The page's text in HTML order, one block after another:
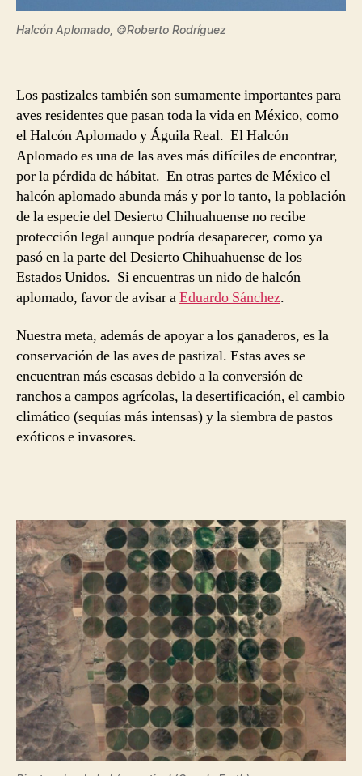
Halcón Aplomado, ©Roberto Rodríguez
Los pastizales también son sumamente importantes para
aves residentes que pasan toda la vida en México, como
el Halcón Aplomado y Águila Real. El Halcón
Aplomado es una de las aves más difíciles de encontrar,
por la pérdida de hábitat. En otras partes de México el
halcón aplomado abunda más y por lo tanto, la población
de la especie del Desierto Chihuahuense no recibe
protección legal aunque podría desaparecer, como ya
pasó en la parte del Desierto Chihuahuense de los
Estados Unidos. Si encuentras un nido de halcón
aplomado, favor de avisar aEduardo Sánchez.
Nuestra meta, además de apoyar a los ganaderos, es la
conservación de las aves de pastizal. Estas aves se
encuentran más escasas debido a la conversión de
ranchos a campos agrícolas, la desertificación, el cambio
climático (sequías más intensas) y la siembra de pastos
exóticos e invasores.